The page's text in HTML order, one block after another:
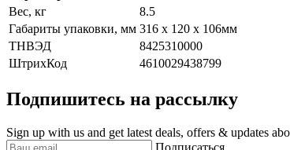
Вес, кг
8.5
Габариты упаковки, мм 316 x 120 x 106мм
ТНВЭД
8425310000
ШтрихКод
4610029438799
Подпишитесь на рассылку
Sign up with us and get latest deals, offers & updates
Подписаться